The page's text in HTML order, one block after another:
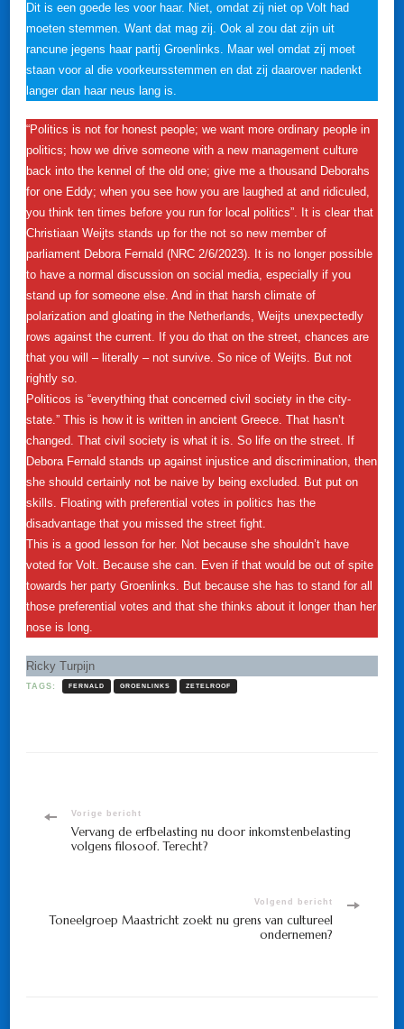
Dit is een goede les voor haar. Niet, omdat zij niet op Volt had
moeten stemmen. Want dat mag zij. Ook al zou dat zijn uit
rancune jegens haar partij Groenlinks. Maar wel omdat zij moet
staan voor al die voorkeursstemmen en dat zij daarover nadenkt
langer dan haar neus lang is.
“Politics is not for honest people; we want more ordinary people in
politics; how we drive someone with a new management culture
back into the kennel of the old one; give me a thousand Deborahs
for one Eddy; when you see how you are laughed at and ridiculed,
you think ten times before you run for local politics”. It is clear that
Christiaan Weijts stands up for the not so new member of
parliament Debora Fernald (NRC 2/6/2023). It is no longer possible
to have a normal discussion on social media, especially if you
stand up for someone else. And in that harsh climate of
polarization and gloating in the Netherlands, Weijts unexpectedly
rows against the current. If you do that on the street, chances are
that you will – literally – not survive. So nice of Weijts. But not
rightly so.
Politicos is “everything that concerned civil society in the city-
state.” This is how it is written in ancient Greece. That hasn’t
changed. That civil society is what it is. So life on the street. If
Debora Fernald stands up against injustice and discrimination, then
she should certainly not be naive by being excluded. But put on
skills. Floating with preferential votes in politics has the
disadvantage that you missed the street fight.
This is a good lesson for her. Not because she shouldn’t have
voted for Volt. Because she can. Even if that would be out of spite
towards her party Groenlinks. But because she has to stand for all
those preferential votes and that she thinks about it longer than her
nose is long.
Ricky Turpijn
TAGS: FERNALD GROENLINKS ZETELROOF
Bericht
navigatie
Vorige bericht
Vervang de erfbelasting nu door inkomstenbelasting
volgens filosoof. Terecht?
Volgend bericht
Toneelgroep Maastricht zoekt nu grens van cultureel
ondernemen?